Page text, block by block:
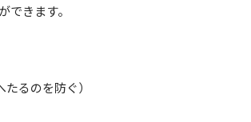
きます。
るのを防ぐ）